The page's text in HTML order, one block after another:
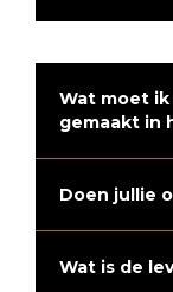
Wat moet
gemaakt in
Doen jullie
Wat is de